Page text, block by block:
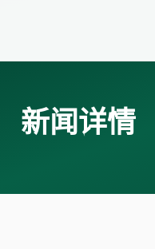
新闻详情